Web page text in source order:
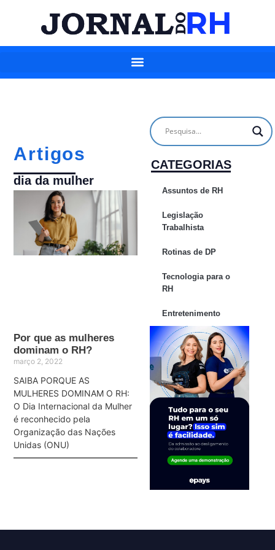
Artigos
dia da mulher
Por que as mulheres
dominam o RH?
março 2, 2022
SAIBA PORQUE AS
MULHERES DOMINAM O RH:
O Dia Internacional da Mulher
é reconhecido pela
Organização das Nações
Unidas (ONU)
CATEGORIAS
Assuntos de RH
Legislação
Trabalhista
Rotinas de DP
Tecnologia para o
RH
Entretenimento